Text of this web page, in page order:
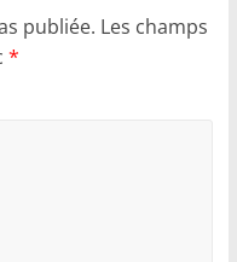
publiée. Les champs
*